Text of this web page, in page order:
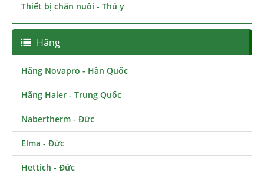
Thiết bị chăn nuôi - Thú y
Hãng
Hãng Novapro - Hàn Quốc
Hãng Haier - Trung Quốc
Nabertherm - Đức
Elma - Đức
Hettich - Đức